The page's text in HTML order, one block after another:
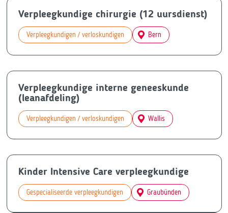
Verpleegkundige chirurgie (12 uursdienst)
Verpleegkundigen / verloskundigen Bern
Verpleegkundige interne geneeskunde
(leanafdeling)
Verpleegkundigen / verloskundigen Wallis
Kinder Intensive Care verpleegkundige
Gespecialiseerde verpleegkundigen Graubünden